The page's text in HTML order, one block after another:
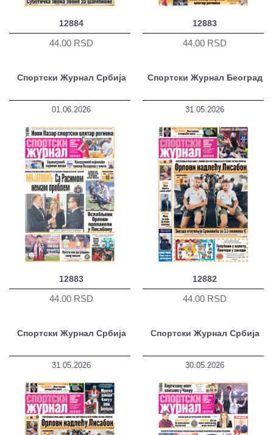
12884
44.00 RSD
12883
44.00 RSD
Спортски Журнал Србија
01.06.2026
12883
44.00 RSD
Спортски Журнал Београд
31.05.2026
12882
44.00 RSD
Спортски Журнал Србија
31.05.2026
Спортски Журнал Србија
30.05.2026